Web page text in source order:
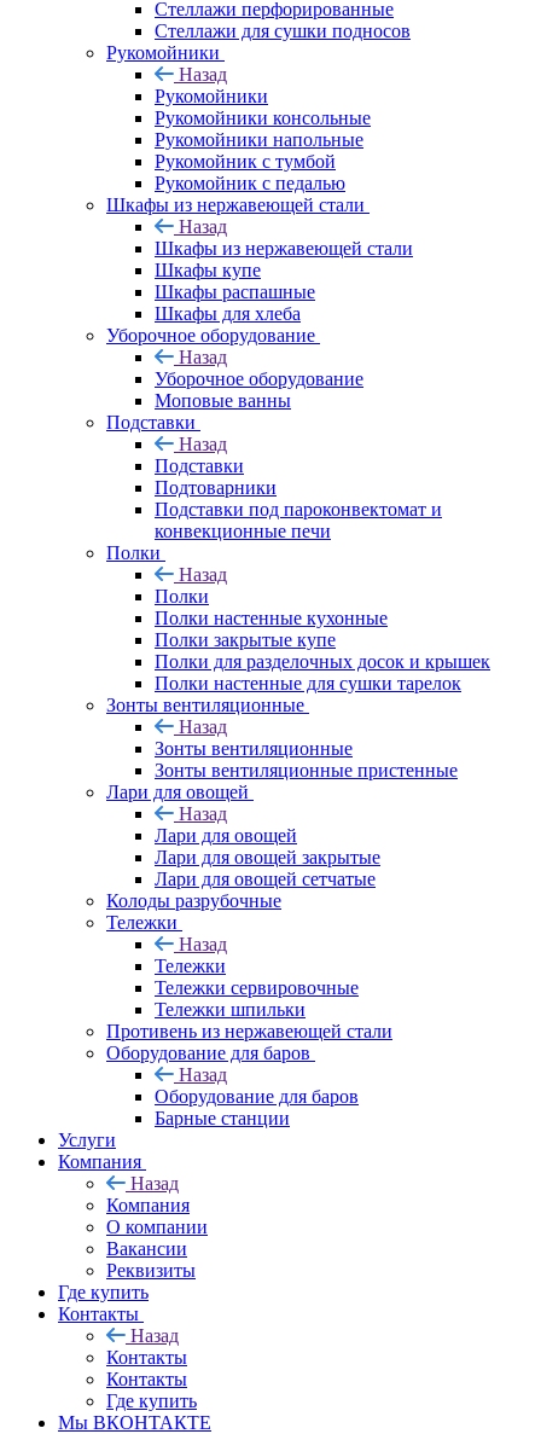
Стеллажи перфорированные
Стеллажи для сушки подносов
Рукомойники
Назад
Рукомойники
Рукомойники консольные
Рукомойники напольные
Рукомойник с тумбой
Рукомойник с педалью
Шкафы из нержавеющей стали
Назад
Шкафы из нержавеющей стали
Шкафы купе
Шкафы распашные
Шкафы для хлеба
Уборочное оборудование
Назад
Уборочное оборудование
Моповые ванны
Подставки
Назад
Подставки
Подтоварники
Подставки под пароконвектомат и
конвекционные печи
Полки
Назад
Полки
Полки настенные кухонные
Полки закрытые купе
Полки для разделочных досок и крышек
Полки настенные для сушки тарелок
Зонты вентиляционные
Назад
Зонты вентиляционные
Зонты вентиляционные пристенные
Лари для овощей
Назад
Лари для овощей
Лари для овощей закрытые
Лари для овощей сетчатые
Колоды разрубочные
Тележки
Назад
Тележки
Тележки сервировочные
Тележки шпильки
Противень из нержавеющей стали
Оборудование для баров
Назад
Оборудование для баров
Барные станции
Услуги
Компания
Назад
Компания
О компании
Вакансии
Реквизиты
Где купить
Контакты
Назад
Контакты
Контакты
Где купить
Мы ВКОНТАКТЕ